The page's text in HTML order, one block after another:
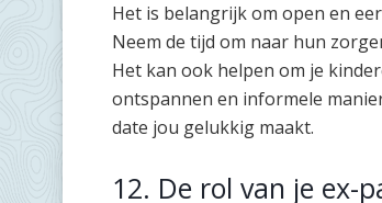
Het is belangrijk om open en
Neem de tijd om naar hun
Het kan ook helpen om je
ontspannen en informele
date jou gelukkig maakt.
12. De rol van je ex-